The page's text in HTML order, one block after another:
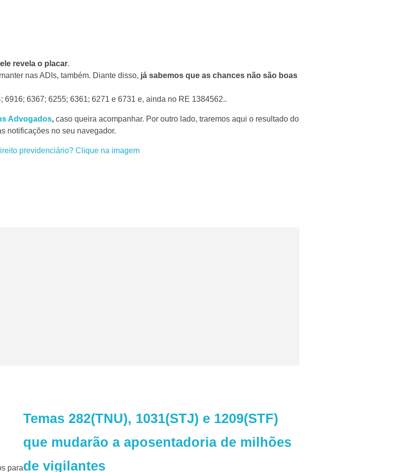
revela o placar.
nas ADIs, também. Diante disso, já sabemos que as chances não são boas
6367; 6255; 6361; 6271 e 6731 e, ainda no RE 1384562..
Advogados, caso queira acompanhar. Por outro lado, traremos aqui o resultado do
notificações no seu navegador.
para
Temas 282(TNU), 1031(STJ) e 1209(STF)
que mudarão a aposentadoria de milhões
de vigilantes